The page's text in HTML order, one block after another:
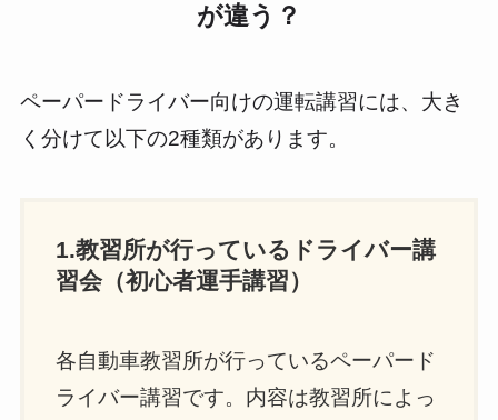
が違う？
ペーパードライバー向けの運転講習には、大き
く分けて以下の2種類があります。
1.教習所が行っているドライバー講
習会（初心者運手講習）
各自動車教習所が行っているペーパード
ライバー講習です。内容は教習所によっ